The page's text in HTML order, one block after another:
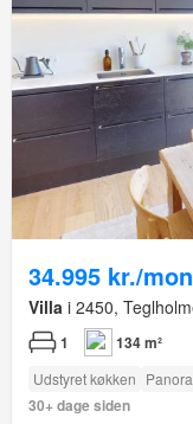
34.995 kr./
Villa i 2450,
1 134 m²
Udstyret køkken
30+ dage siden